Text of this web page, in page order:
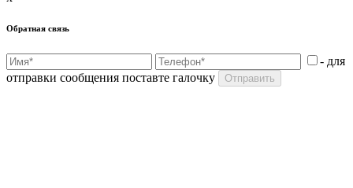
Обратная связь
- для
отправки сообщения поставте галочку